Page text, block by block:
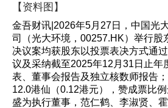
【资料图】
金吾财讯|2026年5月27日，中国光
司（光大环境，00257.HK）举行股
决议案均获股东以投票表决方式通
议及采纳截至2025年12月31日止年
表、董事会报告及独立核数师报告
12.0港仙（0.12港元），赞成票比
盛为执行董事，范仁鹤、李淑贤、